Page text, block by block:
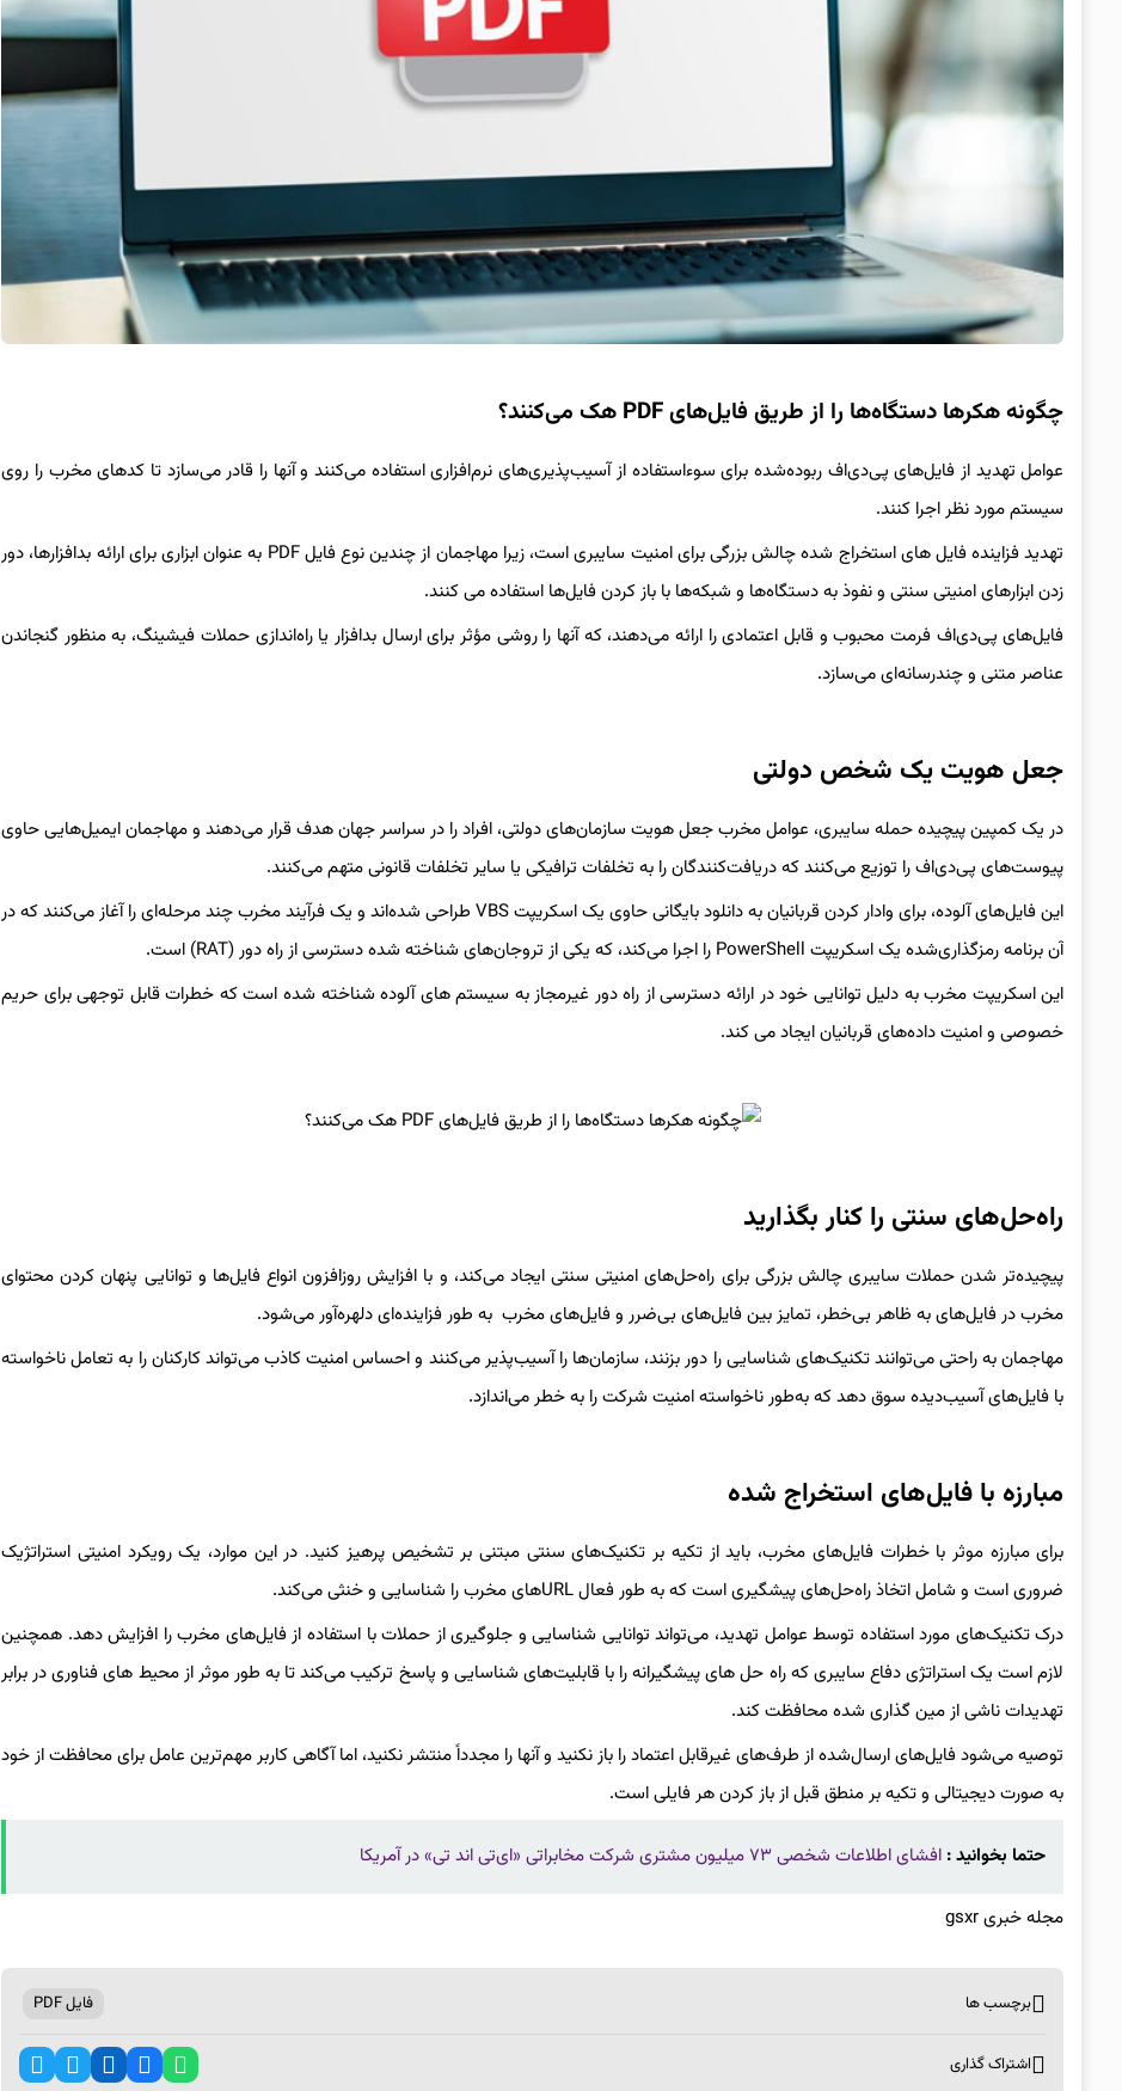
چگونه هکرها دستگاه‌ها را از طریق فایل‌های PDF هک می‌کنند؟
عوامل تهدید از فایل‌های پی‌دی‌اف ربوده‌شده برای سوءاستفاده از آسیب‌پذیری‌های نرم‌افزاری استفاده می‌کنند و آنها را قادر می‌سازد تا کدهای مخرب را روی
سیستم مورد نظر اجرا کنند.
تهدید فزاینده فایل های استخراج شده چالش بزرگی برای امنیت سایبری است، زیرا مهاجمان از چندین نوع فایل PDF به عنوان ابزاری برای ارائه بدافزارها، دور
زدن ابزارهای امنیتی سنتی و نفوذ به دستگاه‌ها و شبکه‌ها با باز کردن فایل‌ها استفاده می کنند.
فایل‌های پی‌دی‌اف فرمت محبوب و قابل اعتمادی را ارائه می‌دهند، که آنها را روشی مؤثر برای ارسال بدافزار یا راه‌اندازی حملات فیشینگ، به منظور گنجاندن
عناصر متنی و چندرسانه‌ای می‌سازد.
جعل هویت یک شخص دولتی
در یک کمپین پیچیده حمله سایبری، عوامل مخرب جعل هویت سازمان‌های دولتی، افراد را در سراسر جهان هدف قرار می‌دهند و مهاجمان ایمیل‌هایی حاوی
پیوست‌های پی‌دی‌اف را توزیع می‌کنند که دریافت‌کنندگان را به تخلفات ترافیکی یا سایر تخلفات قانونی متهم می‌کنند.
این فایل‌های آلوده، برای وادار کردن قربانیان به دانلود بایگانی حاوی یک اسکریپت VBS طراحی شده‌اند و یک فرآیند مخرب چند مرحله‌ای را آغاز می‌کنند که در
آن برنامه رمزگذاری‌شده یک اسکریپت PowerShell را اجرا می‌کند، که یکی از تروجان‌های شناخته شده دسترسی از راه دور (RAT) است.
این اسکریپت مخرب به دلیل توانایی خود در ارائه دسترسی از راه دور غیرمجاز به سیستم های آلوده شناخته شده است که خطرات قابل توجهی برای حریم
خصوصی و امنیت داده‌های قربانیان ایجاد می کند.
راه‌حل‌های سنتی را کنار بگذارید
پیچیده‌تر شدن حملات سایبری چالش بزرگی برای راه‌حل‌های امنیتی سنتی ایجاد می‌کند، و با افزایش روزافزون انواع فایل‌ها و توانایی پنهان کردن محتوای
مخرب در فایل‌های به ظاهر بی‌خطر، تمایز بین فایل‌های بی‌ضرر و فایل‌های مخرب به طور فزاینده‌ای دلهره‌آور می‌شود.
مهاجمان به راحتی می‌توانند تکنیک‌های شناسایی را دور بزنند، سازمان‌ها را آسیب‌پذیر می‌کنند و احساس امنیت کاذب می‌تواند کارکنان را به تعامل ناخواسته
با فایل‌های آسیب‌دیده سوق دهد که به‌طور ناخواسته امنیت شرکت را به خطر می‌اندازد.
مبارزه با فایل‌های استخراج شده
برای مبارزه موثر با خطرات فایل‌های مخرب، باید از تکیه بر تکنیک‌های سنتی مبتنی بر تشخیص پرهیز کنید. در این موارد، یک رویکرد امنیتی استراتژیک
ضروری است و شامل اتخاذ راه‌حل‌های پیشگیری است که به طور فعال URL‌های مخرب را شناسایی و خنثی می‌کند.
درک تکنیک‌های مورد استفاده توسط عوامل تهدید، می‌تواند توانایی شناسایی و جلوگیری از حملات با استفاده از فایل‌های مخرب را افزایش دهد. همچنین
لازم است یک استراتژی دفاع سایبری که راه حل های پیشگیرانه را با قابلیت‌های شناسایی و پاسخ ترکیب می‌کند تا به طور موثر از محیط های فناوری در برابر
تهدیدات ناشی از مین گذاری شده محافظت کند.
توصیه می‌شود فایل‌های ارسال‌شده از طرف‌های غیرقابل اعتماد را باز نکنید و آنها را مجدداً منتشر نکنید، اما آگاهی کاربر مهم‌ترین عامل برای محافظت از خود
به صورت دیجیتالی و تکیه بر منطق قبل از باز کردن هر فایلی است.
حتما بخوانید : افشای اطلاعات شخصی ۷۳ میلیون مشتری شرکت مخابراتی «ای‌تی‌ اند تی» در آمریکا
مجله خبری gsxr
برچسب ها فایل PDF
اشتراک گذاری